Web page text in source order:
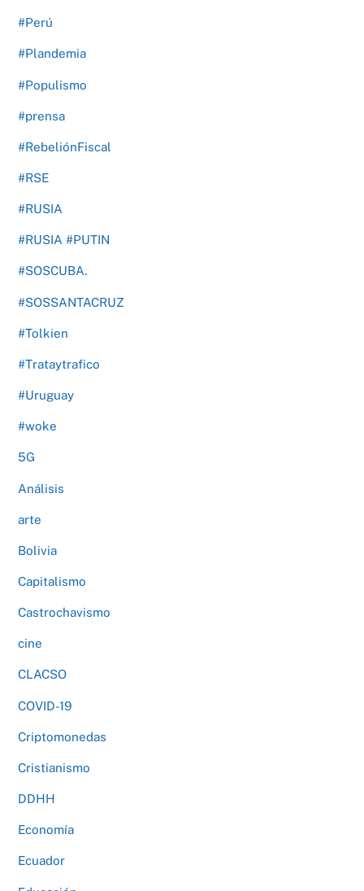
#Perú
#Plandemia
#Populismo
#prensa
#RebeliónFiscal
#RSE
#RUSIA
#RUSIA #PUTIN
#SOSCUBA.
#SOSSANTACRUZ
#Tolkien
#Trataytrafico
#Uruguay
#woke
5G
Análisis
arte
Bolivia
Capitalismo
Castrochavismo
cine
CLACSO
COVID-19
Criptomonedas
Cristianismo
DDHH
Economía
Ecuador